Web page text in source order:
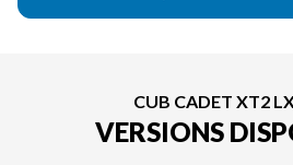
CUB CADET XT2
VERSIONS